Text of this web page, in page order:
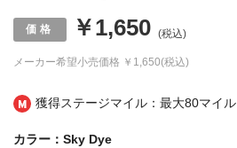
獲得ステージマイル：最大80マイル
メーカー希望小売価格 ￥1,650(税込)
￥1,650 (税込)
カラー：Sky Dye